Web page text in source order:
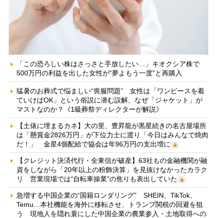
「この恐ろしい株はさっさと手放したい…」キオクシア株で
500万円の利益を出した女性が“夢よもう一度”と再購入
猛暑のお葬式で悩ましい“喪服問題” 女性は「ワンピースを着
ていけばOK」という俗説に潜む誤解、なぜ「ジャケット」が
マストなのか？《1級葬祭ディレクターが解説》
【土俵に埋まるカネ】大の里、豊昇龍が黒星続きの名古屋場所
は「懸賞金2826万円」が下位力士に渡り「今日はみんなで焼肉
だ！」 金星4個配給で協会は年96万円の支出増に
【クレジット決済代行・全東信が破産】63社もの金融機関が融
資をしながら「20年以上の粉飾決算」を見抜けなかったカラク
リ 営業現場では“自転車操業”の焦りも表出していた
急増する中国企業の“国籍ロンダリング” SHEIN、TikTok、
Temu…本社機能を海外に移転させ、トランプ関税の回避を狙
う 現地人を隠れ蓑にした中国企業の農業参入・土地取得への